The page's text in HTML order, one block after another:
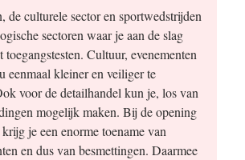
de culturele sector en sportwedstrijden
sectoren waar je aan de slag
Cultuur, evenementen
eenmaal kleiner en veiliger te
voor de detailhandel kun je, los van
mogelijk maken. Bij de opening
je een enorme toename van
en dus van besmettingen. Daarmee